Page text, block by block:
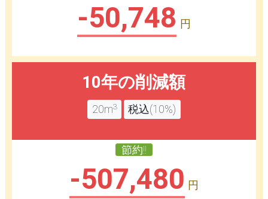
-50,748 円
10年の削減額
20m3 税込(10%)
節約!!
-507,480 円